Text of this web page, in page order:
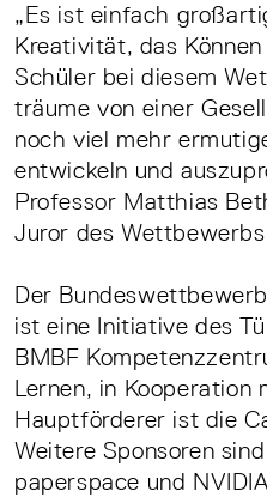
„Es ist einfach
Kreativität, das
Schüler bei diesem
träume von einer
noch viel mehr
entwickeln und
Professor Matthias
Juror des
Der
ist eine Initiative des
BMBF
Lernen, in Kooperation
Hauptförderer ist die
Weitere Sponsoren
paperspace und